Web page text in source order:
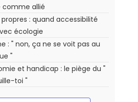
comme allié
propres : quand accessibilité
écologie
: " non, ça ne se voit pas au
"
et handicap : le piège du "
toi "